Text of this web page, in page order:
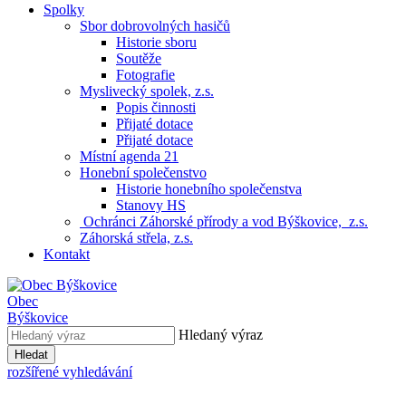
Spolky
Sbor dobrovolných hasičů
Historie sboru
Soutěže
Fotografie
Myslivecký spolek, z.s.
Popis činnosti
Přijaté dotace
Přijaté dotace
Místní agenda 21
Honební společenstvo
Historie honebního společenstva
Stanovy HS
Ochránci Záhorské přírody a vod Býškovice, z.s.
Záhorská střela, z.s.
Kontakt
Obec
Býškovice
Hledaný výraz
Hledat
rozšířené vyhledávání